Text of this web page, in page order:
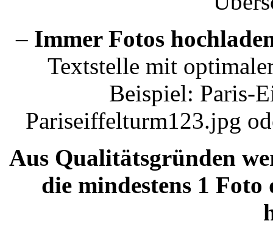
– Immer Fotos
Textstelle mit
Beispiel: Paris-
Pariseiffelturm123.jpg
Aus Qualitätsgründen
die mindestens 1 Foto